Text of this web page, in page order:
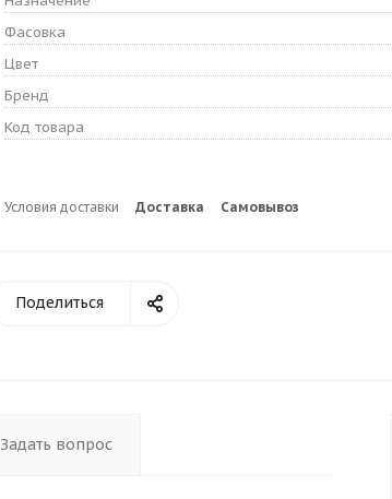
Фасовка
Цвет
Бренд
Код товара
Условия доставки Доставка Самовывоз
Поделиться
Задать вопрос